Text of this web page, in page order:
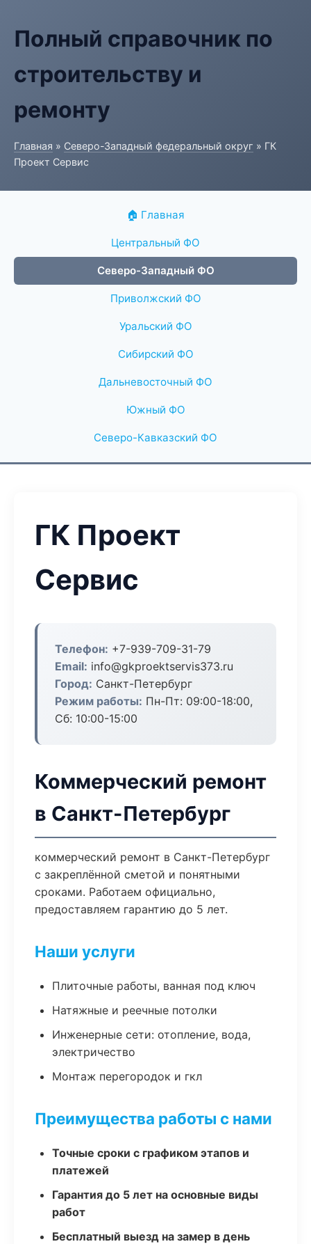
Полный справочник по
строительству и
ремонту
Главная » Северо-Западный федеральный округ » ГК
Проект Сервис
🏠 Главная
Центральный ФО
Северо-Западный ФО
Приволжский ФО
Уральский ФО
Сибирский ФО
Дальневосточный ФО
Южный ФО
Северо-Кавказский ФО
ГК Проект
Сервис
Телефон: +7-939-709-31-79
Email: info@gkproektservis373.ru
Город: Санкт-Петербург
Режим работы: Пн-Пт: 09:00-18:00,
Сб: 10:00-15:00
Коммерческий ремонт
в Санкт-Петербург
коммерческий ремонт в Санкт-Петербург
с закреплённой сметой и понятными
сроками. Работаем официально,
предоставляем гарантию до 5 лет.
Наши услуги
Плиточные работы, ванная под ключ
Натяжные и реечные потолки
Инженерные сети: отопление, вода,
электричество
Монтаж перегородок и гкл
Преимущества работы с нами
Точные сроки с графиком этапов и
платежей
Гарантия до 5 лет на основные виды
работ
Бесплатный выезд на замер в день